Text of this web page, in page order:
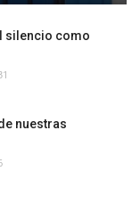
silencio como
nuestras